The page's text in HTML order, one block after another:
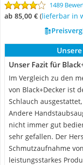
1489
ab 85,00 € ( Lieferbar in
Unser Fazit für
Im Vergleich zu den
von Black+Decker ist
Schlauch
Andere
nicht immer gut
sehr gefallen. Der
Schmutzaufnahme
leistungsstarkes